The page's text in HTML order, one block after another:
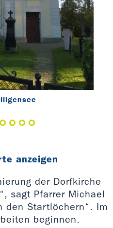
anzeigen
der Dorfkirche
sagt Pfarrer Michael
den Startlöchern“. Im
beginnen.